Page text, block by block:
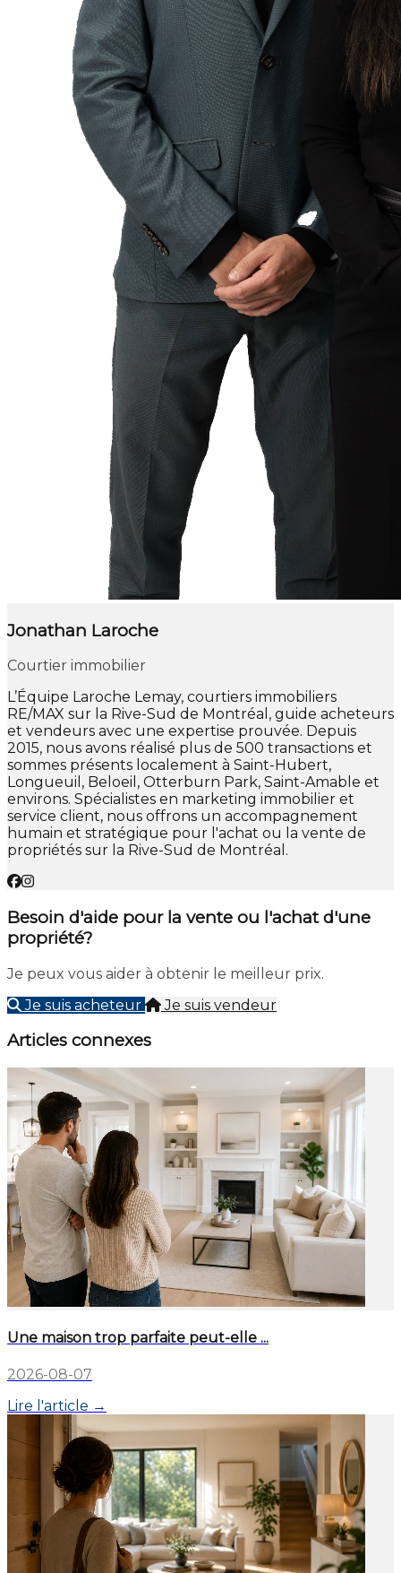
Jonathan Laroche
Courtier immobilier
L’Équipe Laroche Lemay, courtiers immobiliers
RE/MAX sur la Rive-Sud de Montréal, guide acheteurs
et vendeurs avec une expertise prouvée. Depuis
2015, nous avons réalisé plus de 500 transactions et
sommes présents localement à Saint-Hubert,
Longueuil, Beloeil, Otterburn Park, Saint-Amable et
environs. Spécialistes en marketing immobilier et
service client, nous offrons un accompagnement
humain et stratégique pour l'achat ou la vente de
propriétés sur la Rive-Sud de Montréal.
Besoin d'aide pour la vente ou l'achat d'une
propriété?
Je peux vous aider à obtenir le meilleur prix.
Je suis acheteur
Je suis vendeur
Articles connexes
Une maison trop parfaite peut-elle ...
2026-08-07
Lire l'article →